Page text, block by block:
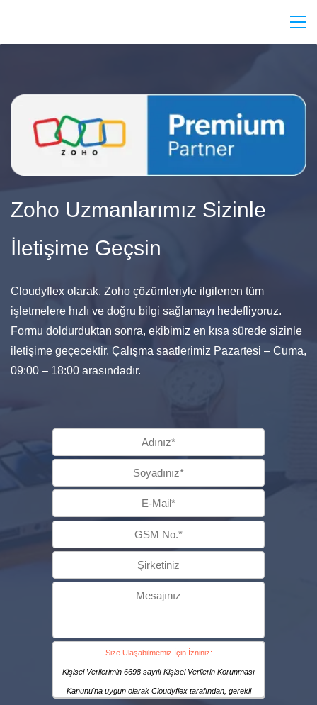
Zoho Uzmanlarımız Sizinle
İletişime Geçsin
Cloudyflex olarak, Zoho çözümleriyle ilgilenen tüm
işletmelere hızlı ve doğru bilgi sağlamayı hedefliyoruz.
Formu doldurduktan sonra, ekibimiz en kısa sürede sizinle
iletişime geçecektir. Çalışma saatlerimiz Pazartesi – Cuma,
09:00 – 18:00 arasındadır.
Size Ulaşabilmemiz İçin İzniniz:
Kişisel Verilerimin 6698 sayılı Kişisel Verilerin Korunması
Kanunu'na uygun olarak Cloudyflex tarafından, gerekli